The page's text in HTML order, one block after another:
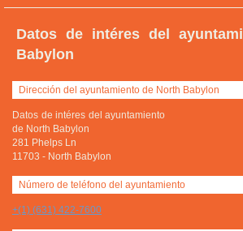
Datos de intéres del
Babylon
Dirección del ayuntamiento de North Babylon
Datos de intéres del ayuntamiento
de North Babylon
281 Phelps Ln
11703 - North Babylon
Número de teléfono del ayuntamiento
+(1) (631) 422-7600